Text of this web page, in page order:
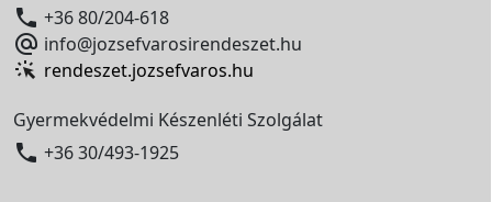
 +36 80/204-618
 info@jozsefvarosirendeszet.hu
rendeszet.jozsefvaros.hu
Gyermekvédelmi Készenléti Szolgálat
 +36 30/493-1925